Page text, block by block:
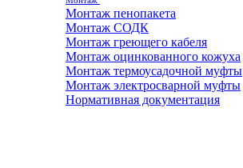
Монтаж пенопакета
Монтаж СОДК
Монтаж греющего кабеля
Монтаж оцинкованного кожуха
Монтаж термоусадочной муфты
Монтаж электросварной муфты
Нормативная документация